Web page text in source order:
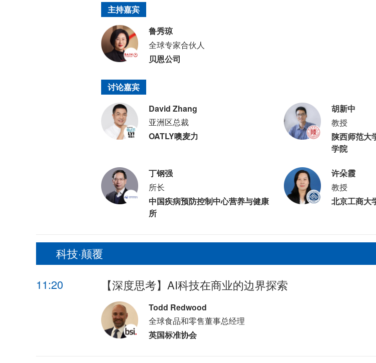
主持嘉宾
鲁秀琼
全球专家合伙人
贝恩公司
讨论嘉宾
David Zhang
亚洲区总裁
OATLY噢麦力
胡新中
教授
陕西师范大
学院
丁钢强
所长
中国疾病预防控制中心营养与健康
所
许朵霞
教授
北京工商大
科技·颠覆
11:20
【深度思考】AI科技在商业的边界探索
Todd Redwood
全球食品和零售董事总经理
英国标准协会